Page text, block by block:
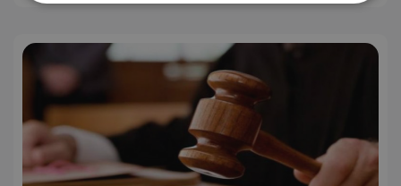
Απολύτως απαραίτητα
Απόδοσης
Στόχευσης
Λειτουργικότητας
Μη ταξινομημένα
Τα απολύτως απαραίτητα cookies επιτρέπουν
βασικές λειτουργίες του ιστότοπου, όπως τη
σύνδεση χρήστη και τη διαχείριση λογαριασμού.
Ο ιστότοπος δεν μπορεί να χρησιμοποιηθεί σωστά
χωρίς τα απολύτως απαραίτητα cookies.